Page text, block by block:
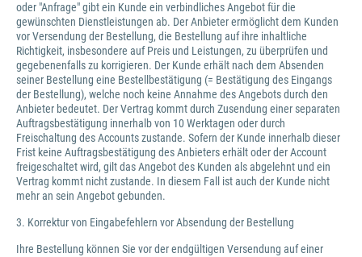
oder "Anfrage" gibt ein Kunde ein verbindliches Angebot für die
gewünschten Dienstleistungen ab. Der Anbieter ermöglicht dem Kunden
vor Versendung der Bestellung, die Bestellung auf ihre inhaltliche
Richtigkeit, insbesondere auf Preis und Leistungen, zu überprüfen und
gegebenenfalls zu korrigieren. Der Kunde erhält nach dem Absenden
seiner Bestellung eine Bestellbestätigung (= Bestätigung des Eingangs
der Bestellung), welche noch keine Annahme des Angebots durch den
Anbieter bedeutet. Der Vertrag kommt durch Zusendung einer separaten
Auftragsbestätigung innerhalb von 10 Werktagen oder durch
Freischaltung des Accounts zustande. Sofern der Kunde innerhalb dieser
Frist keine Auftragsbestätigung des Anbieters erhält oder der Account
freigeschaltet wird, gilt das Angebot des Kunden als abgelehnt und ein
Vertrag kommt nicht zustande. In diesem Fall ist auch der Kunde nicht
mehr an sein Angebot gebunden.
3. Korrektur von Eingabefehlern vor Absendung der Bestellung
Ihre Bestellung können Sie vor der endgültigen Versendung auf einer